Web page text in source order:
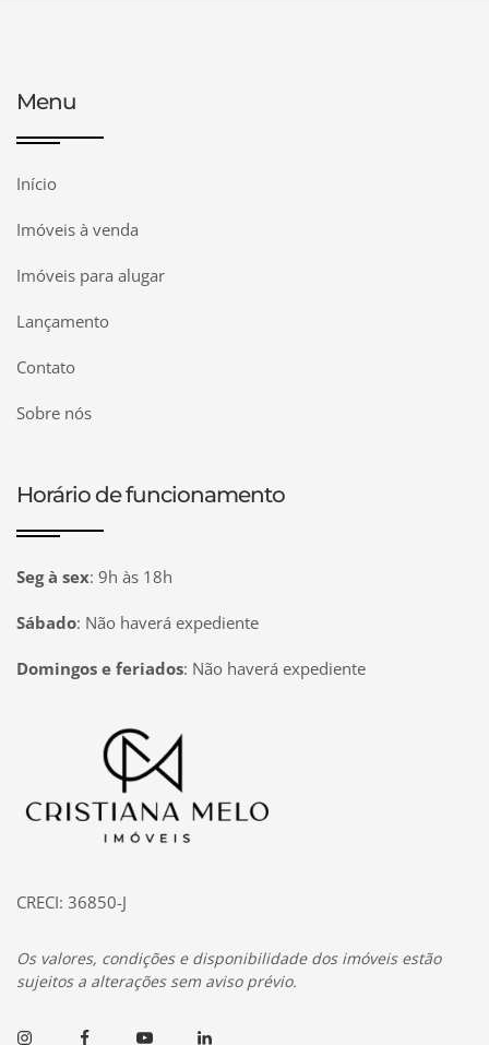
Menu
Início
Imóveis à venda
Imóveis para alugar
Lançamento
Contato
Sobre nós
Horário de funcionamento
Seg à sex: 9h às 18h
Sábado: Não haverá expediente
Domingos e feriados: Não haverá expediente
Página inicial
CRECI: 36850-J
Os valores, condições e disponibilidade dos imóveis estão
sujeitos a alterações sem aviso prévio.
InstagramFacebookYoutubeLinkedin